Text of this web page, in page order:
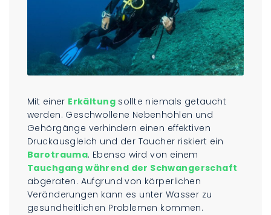
Mit einer Erkältungsollte niemals getaucht
werden. Geschwollene Nebenhöhlen und
Gehörgänge verhindern einen effektiven
Druckausgleich und der Taucher riskiert ein
Barotrauma. Ebenso wird von einem
Tauchgang während der Schwangerschaft
abgeraten. Aufgrund von körperlichen
Veränderungen kann es unter Wasser zu
gesundheitlichen Problemen kommen.